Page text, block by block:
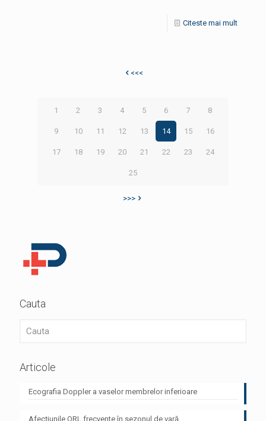
Citeste mai mult
<<<
1 2 3 4 5 6 7 8
9 10 11 12 13 14 15 16
17 18 19 20 21 22 23 24
25
>>>
Cauta
Articole
Ecografia Doppler a vaselor membrelor inferioare
Afecțiunile ORL frecvente în sezonul de vară